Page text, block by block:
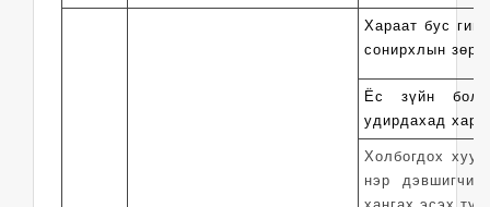
Хараат бус
сонирхлын
Ёс зүйн
удирдахад
Холбогдох
нэр дэвшигчид